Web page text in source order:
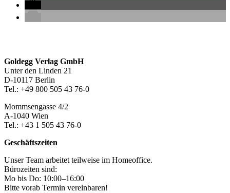
Footer-
Section
Goldegg Verlag GmbH
Unter den Linden 21
D-10117 Berlin
Tel.: +49 800 505 43 76-0
Mommsengasse 4/2
A-1040 Wien
Tel.: +43 1 505 43 76-0
Geschäftszeiten
Unser Team arbeitet teilweise im Homeoffice.
Bürozeiten sind:
Mo bis Do: 10:00–16:00
Bitte vorab Termin vereinbaren!